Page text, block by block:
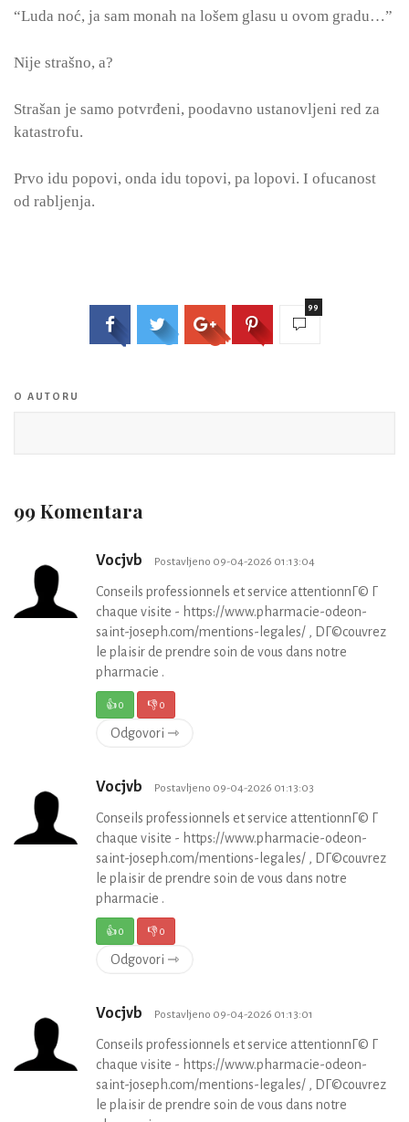
“Luda noć, ja sam monah na lošem glasu u ovom gradu…”
Nije strašno, a?
Strašan je samo potvrđeni, poodavno ustanovljeni red za
katastrofu.
Prvo idu popovi, onda idu topovi, pa lopovi. I ofucanost
od rabljenja.
99
O AUTORU
99 Komentara
Vocjvb Postavljeno 09-04-2026 01:13:04
Conseils professionnels et service attentionnГ© Г
chaque visite - https://www.pharmacie-odeon-
saint-joseph.com/mentions-legales/ , DГ©couvrez
le plaisir de prendre soin de vous dans notre
pharmacie .
👍0 👎0
Odgovori ⇾
Vocjvb Postavljeno 09-04-2026 01:13:03
Conseils professionnels et service attentionnГ© Г
chaque visite - https://www.pharmacie-odeon-
saint-joseph.com/mentions-legales/ , DГ©couvrez
le plaisir de prendre soin de vous dans notre
pharmacie .
👍0 👎0
Odgovori ⇾
Vocjvb Postavljeno 09-04-2026 01:13:01
Conseils professionnels et service attentionnГ© Г
chaque visite - https://www.pharmacie-odeon-
saint-joseph.com/mentions-legales/ , DГ©couvrez
le plaisir de prendre soin de vous dans notre